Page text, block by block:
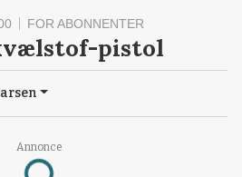
Annonce
FOR ABONNENTER
pistol